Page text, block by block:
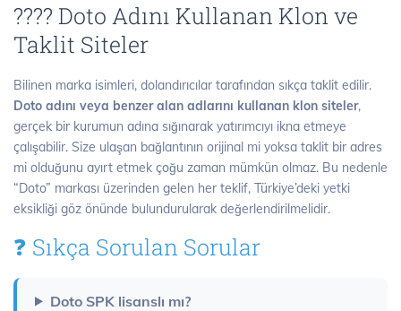
???? Doto Adını Kullanan Klon ve
Taklit Siteler
Bilinen marka isimleri, dolandırıcılar tarafından sıkça taklit edilir.
Doto adını veya benzer alan adlarını kullanan klon siteler,
gerçek bir kurumun adına sığınarak yatırımcıyı ikna etmeye
çalışabilir. Size ulaşan bağlantının orijinal mi yoksa taklit bir adres
mi olduğunu ayırt etmek çoğu zaman mümkün olmaz. Bu nedenle
“Doto” markası üzerinden gelen her teklif, Türkiye’deki yetki
eksikliği göz önünde bulundurularak değerlendirilmelidir.
❓ Sıkça Sorulan Sorular
Doto SPK lisanslı mı?